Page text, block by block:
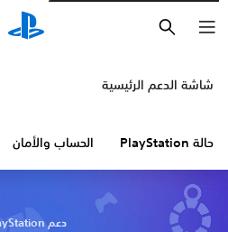
شاشة الدعم الرئيسية
حالة PlayStation الحساب والأمان
دعم PlayStation